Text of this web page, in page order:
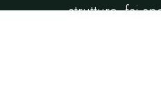
strutture, fai